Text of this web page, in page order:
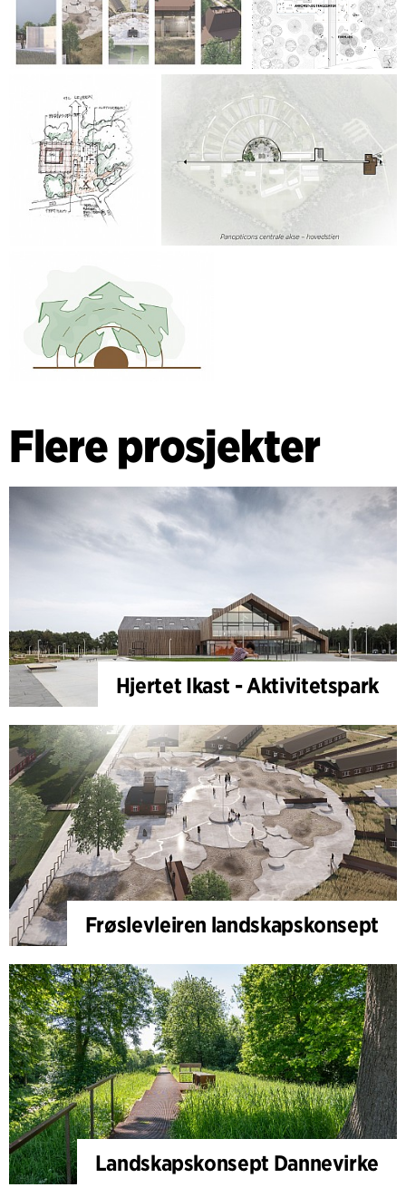
Flere prosjekter
Hjertet Ikast - Aktivitetspark
Frøslevleiren landskapskonsept
Landskapskonsept Dannevirke